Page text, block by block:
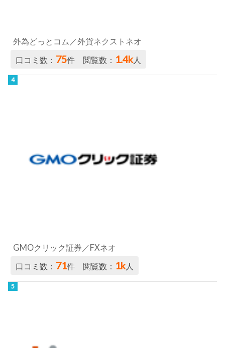
外為どっとコム／外貨ネクストネオ
口コミ数： 75件 閲覧数： 1.4k人
GMOクリック証券／FXネオ
口コミ数： 71件 閲覧数： 1k人